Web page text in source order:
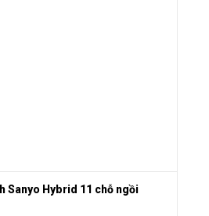
Sanyo Hybrid 11 chỗ ngồi